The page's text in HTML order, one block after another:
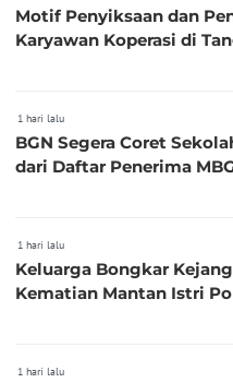
Motif Penyiksaan dan
Karyawan Koperasi di
1 hari lalu
BGN Segera Coret
dari Daftar Penerima
1 hari lalu
Keluarga Bongkar
Kematian Mantan Istri
1 hari lalu